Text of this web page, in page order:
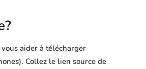
aider à télécharger
Collez le lien source de